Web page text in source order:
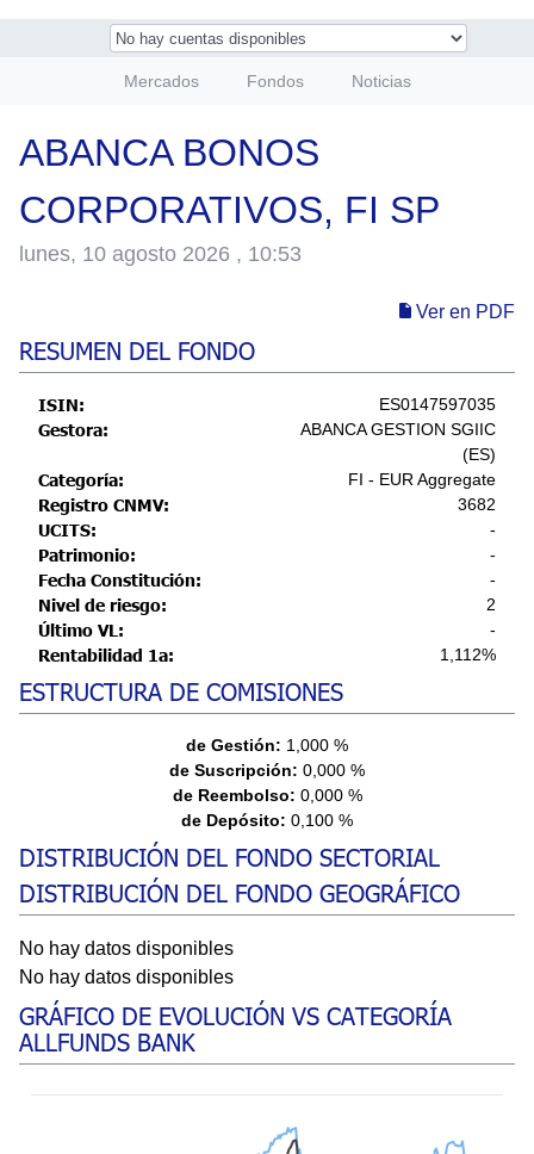
Mercados Fondos Noticias
ABANCA BONOS
CORPORATIVOS, FI SP
lunes, 10 agosto 2026 , 10:53
Ver en PDF
RESUMEN DEL FONDO
ISIN: ES0147597035
Gestora:
ABANCA GESTION SGIIC
(ES)
Categoría: FI - EUR Aggregate
Registro CNMV: 3682
UCITS: -
Patrimonio: -
Fecha Constitución: -
Nivel de riesgo: 2
Último VL: -
Rentabilidad 1a: 1,112%
ESTRUCTURA DE COMISIONES
de Gestión: 1,000 %
de Suscripción: 0,000 %
de Reembolso: 0,000 %
de Depósito: 0,100 %
DISTRIBUCIÓN DEL FONDO SECTORIAL
DISTRIBUCIÓN DEL FONDO GEOGRÁFICO
No hay datos disponibles
No hay datos disponibles
GRÁFICO DE EVOLUCIÓN VS CATEGORÍA
ALLFUNDS BANK